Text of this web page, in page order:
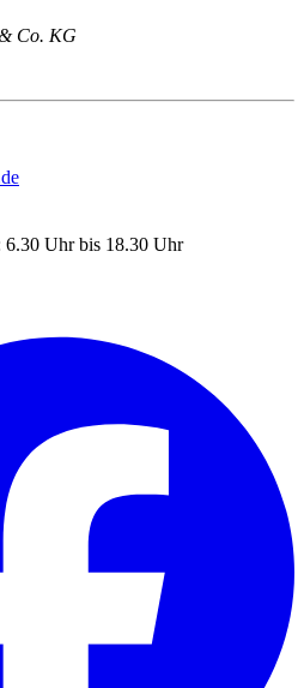
Co. KG
6.30 Uhr bis 18.30 Uhr